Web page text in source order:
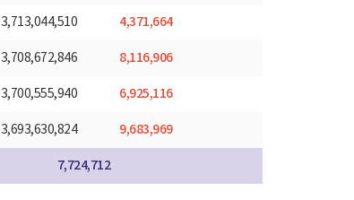
3,713,044,510 4,371,664
3,708,672,846 8,116,906
3,700,555,940 6,925,116
3,693,630,824 9,683,969
7,724,712